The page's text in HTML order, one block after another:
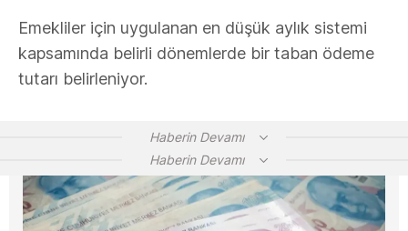
Emekliler için uygulanan en düşük aylık sistemi
kapsamında belirli dönemlerde bir taban ödeme
tutarı belirleniyor.
Haberin Devamı
Haberin Devamı